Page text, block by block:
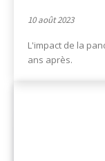
10 août 2023
L'impact de la
ans après.